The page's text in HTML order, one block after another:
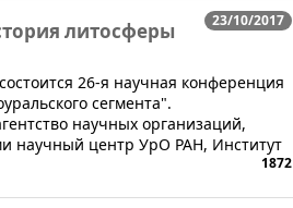
23/10/2017
литосферы
26-я научная конференция
сегмента".
научных организаций,
научный центр УрО РАН, Институт
1872